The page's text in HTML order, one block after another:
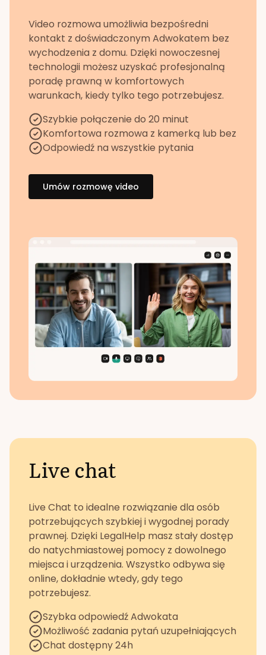
Video rozmowa umożliwia bezpośredni
kontakt z doświadczonym Adwokatem bez
wychodzenia z domu. Dzięki nowoczesnej
technologii możesz uzyskać profesjonalną
poradę prawną w komfortowych
warunkach, kiedy tylko tego potrzebujesz.
Szybkie połączenie do 20 minut
Komfortowa rozmowa z kamerką lub bez
Odpowiedź na wszystkie pytania
Umów rozmowę video
Live chat
Live Chat to idealne rozwiązanie dla osób
potrzebujących szybkiej i wygodnej porady
prawnej. Dzięki LegalHelp masz stały dostęp
do natychmiastowej pomocy z dowolnego
miejsca i urządzenia. Wszystko odbywa się
online, dokładnie wtedy, gdy tego
potrzebujesz.
Szybka odpowiedź Adwokata
Możliwość zadania pytań uzupełniających
Chat dostępny 24h